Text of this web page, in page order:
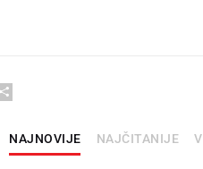
NAJNOVIJE NAJČITANIJE